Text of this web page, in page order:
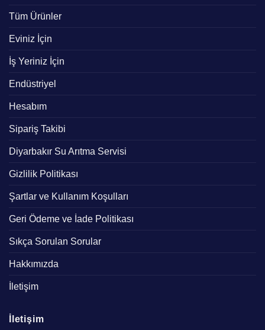
Tüm Ürünler
Eviniz İçin
İş Yeriniz İçin
Endüstriyel
Hesabım
Sipariş Takibi
Diyarbakır Su Arıtma Servisi
Gizlilik Politikası
Şartlar ve Kullanım Koşulları
Geri Ödeme ve İade Politikası
Sıkça Sorulan Sorular
Hakkımızda
İletişim
İletişim